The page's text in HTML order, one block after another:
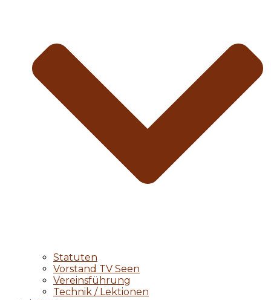
Statuten
Vorstand TV Seen
Vereinsführung
Technik / Lektionen